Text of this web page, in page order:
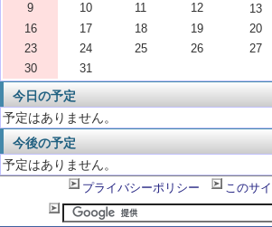
9
10 11 12 13
16
17 18 19 20
23
24 25 26 27
30
31
今日の予定
予定はありません。
今後の予定
予定はありません。
プライバシーポリシー このサ